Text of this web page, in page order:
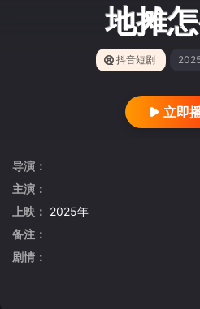
地摊
抖音短剧
立即
导演：
主演：
上映： 2025年
备注：
剧情：